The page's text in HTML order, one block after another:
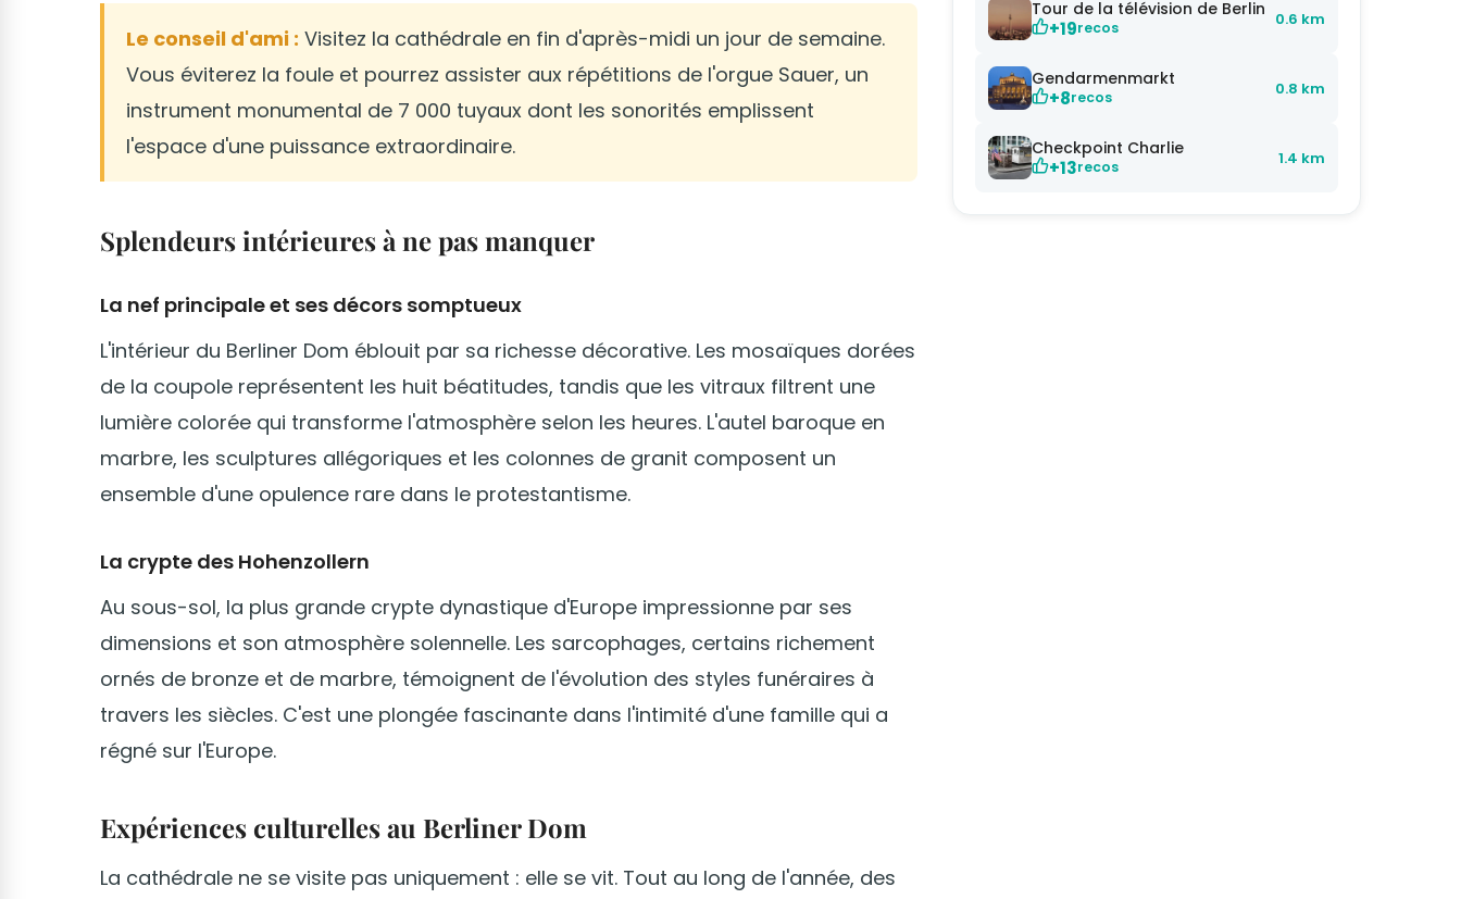
Le conseil d'ami : Visitez la cathédrale en fin d'après-midi un jour de semaine.
Vous éviterez la foule et pourrez assister aux répétitions de l'orgue Sauer, un
instrument monumental de 7 000 tuyaux dont les sonorités emplissent
l'espace d'une puissance extraordinaire.
Splendeurs intérieures à ne pas manquer
La nef principale et ses décors somptueux
L'intérieur du Berliner Dom éblouit par sa richesse décorative. Les mosaïques dorées
de la coupole représentent les huit béatitudes, tandis que les vitraux filtrent une
lumière colorée qui transforme l'atmosphère selon les heures. L'autel baroque en
marbre, les sculptures allégoriques et les colonnes de granit composent un
ensemble d'une opulence rare dans le protestantisme.
La crypte des Hohenzollern
Au sous-sol, la plus grande crypte dynastique d'Europe impressionne par ses
dimensions et son atmosphère solennelle. Les sarcophages, certains richement
ornés de bronze et de marbre, témoignent de l'évolution des styles funéraires à
travers les siècles. C'est une plongée fascinante dans l'intimité d'une famille qui a
régné sur l'Europe.
Expériences culturelles au Berliner Dom
La cathédrale ne se visite pas uniquement : elle se vit. Tout au long de l'année, des
Tour de la télévision de Berlin
+19recos 0.6 km
Gendarmenmarkt
+8recos 0.8 km
Checkpoint Charlie
+13recos 1.4 km